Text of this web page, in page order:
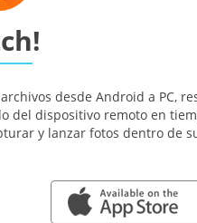
desde Android a PC,
del dispositivo remoto en
y lanzar fotos dentro de
APP STORE